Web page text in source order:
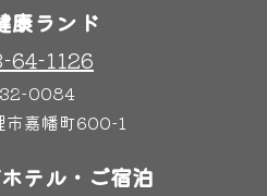
康ランド
64-1126
0084
市嘉幡町600-1
テル・ご宿泊